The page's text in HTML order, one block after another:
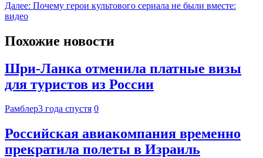
Далее: Почему герои культового сериала не были вместе:
видео
Похожие новости
Шри-Ланка отменила платные визы
для туристов из России
Рамблер3 года спустя 0
Российская авиакомпания временно
прекратила полеты в Израиль